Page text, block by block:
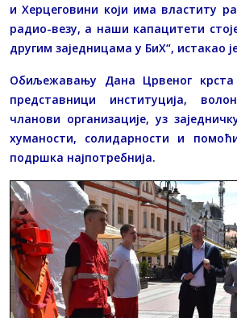
и Херцеговини који има властиту
радио-везу, а наши капацитети
другим заједницама у БиХ“, истакао
Обиљежавању Дана Црвеног крста
представници институција,
чланови организације, уз
хуманости, солидарности и
подршка најпотребнија.